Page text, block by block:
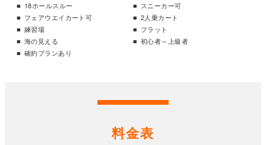
18ホールスルー
スニーカー可
フェアウエイカート可
2人乗カート
練習場
フラット
海の見える
初心者～上級者
確約プランあり
料金表